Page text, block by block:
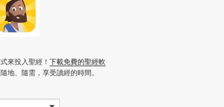
來投入聖經！ 下載免費的聖經軟
地、隨需，享受讀經的時間。